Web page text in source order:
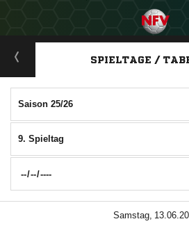
ANZEIGE
SPIELTAGE /
Saison 25/26
9. Spieltag
